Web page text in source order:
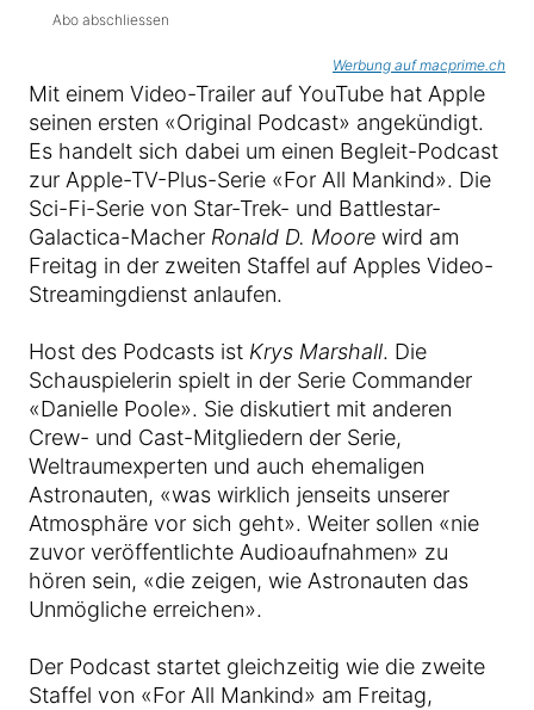
Abo abschliessen
Werbung auf macprime.ch
Mit einem Video-Trailer auf YouTube hat Apple
seinen ersten «Original Podcast» angekündigt.
Es handelt sich dabei um einen Begleit-Podcast
zur Apple-TV-Plus-Serie «For All Mankind». Die
Sci-Fi-Serie von Star-Trek- und Battlestar-
Galactica-Macher Ronald D. Moore wird am
Freitag in der zweiten Staffel auf Apples Video-
Streamingdienst anlaufen.
Host des Podcasts ist Krys Marshall. Die
Schauspielerin spielt in der Serie Commander
«Danielle Poole». Sie diskutiert mit anderen
Crew- und Cast-Mitgliedern der Serie,
Weltraumexperten und auch ehemaligen
Astronauten, «was wirklich jenseits unserer
Atmosphäre vor sich geht». Weiter sollen «nie
zuvor veröffentlichte Audioaufnahmen» zu
hören sein, «die zeigen, wie Astronauten das
Unmögliche erreichen».
Der Podcast startet gleichzeitig wie die zweite
Staffel von «For All Mankind» am Freitag,